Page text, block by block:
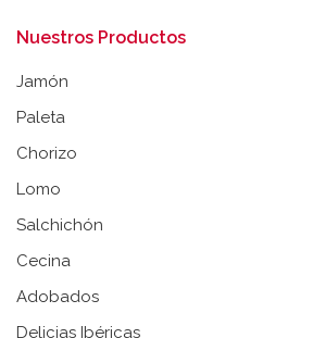
Nuestros Productos
Jamón
Paleta
Chorizo
Lomo
Salchichón
Cecina
Adobados
Delicias Ibéricas